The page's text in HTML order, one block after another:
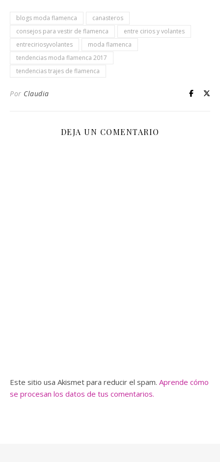
blogs moda flamenca
canasteros
consejos para vestir de flamenca
entre cirios y volantes
entreciriosyvolantes
moda flamenca
tendencias moda flamenca 2017
tendencias trajes de flamenca
Por Claudia
DEJA UN COMENTARIO
Este sitio usa Akismet para reducir el spam. Aprende cómo
se procesan los datos de tus comentarios.